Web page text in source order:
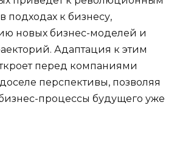
подходах к бизнесу,
новых бизнес-моделей и
Адаптация к этим
перед компаниями
перспективы, позволяя
процессы будущего уже